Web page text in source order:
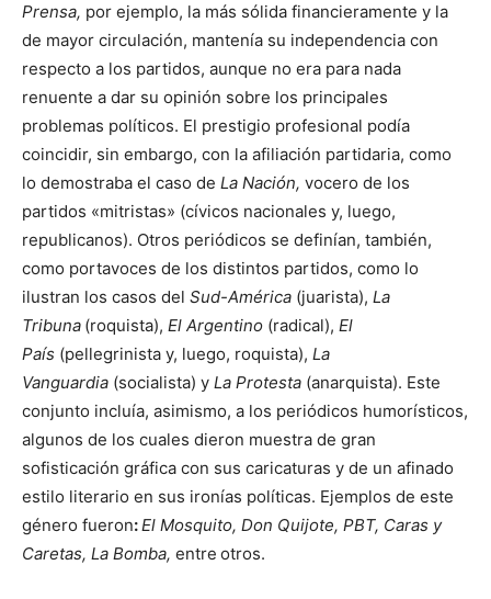
Prensa, por ejemplo, la más sólida financieramente y la
de mayor circulación, mantenía su independencia con
respecto a los partidos, aunque no era para nada
renuente a dar su opinión sobre los principales
problemas políticos. El prestigio profesional podía
coincidir, sin embargo, con la afiliación partidaria, como
lo demostraba el caso de La Na­ción, vocero de los
partidos «mitristas» (cívicos nacionales y, lue­go,
republicanos). Otros periódicos se definían, también,
como portavoces de los distintos partidos, como lo
ilustran los casos del Sud-América (juarista), La
Tribuna (roquista), El Argentino (radical), El
País (pellegrinista y, luego, roquista), La
Vanguardia (socialista) y La Protesta (anarquista). Este
conjunto incluía, asimismo, a los periódicos humorísticos,
algunos de los cuales dieron muestra de gran
sofisticación gráfica con sus caricaturas y de un afinado
estilo literario en sus ironías políticas. Ejemplos de este
género fueron:El Mosquito, Don Quijote, PBT, Caras y
Caretas, La Bomba, entre otros.